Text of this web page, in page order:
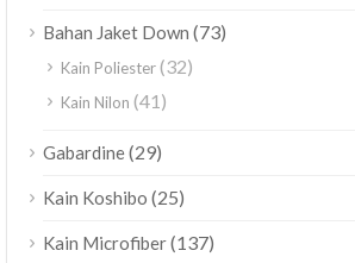
Bahan Jaket Down (73)
Kain Poliester(32)
Kain Nilon (41)
Gabardine(29)
Kain Koshibo (25)
Kain Microfiber(137)